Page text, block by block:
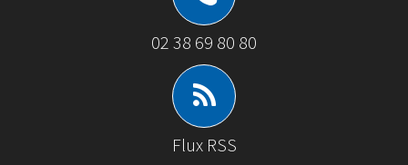
02 38 69 80 80
Flux RSS